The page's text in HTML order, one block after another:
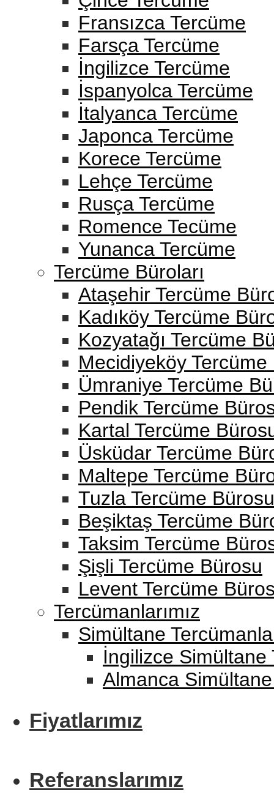
Fransızca Tercüme
Farsça Tercüme
İngilizce Tercüme
İspanyolca Tercüme
İtalyanca Tercüme
Japonca Tercüme
Korece Tercüme
Lehçe Tercüme
Rusça Tercüme
Romence Tecüme
Yunanca Tercüme
Tercüme Büroları
Ataşehir Tercüme
Kadıköy Tercüme
Kozyatağı Tercüme
Mecidiyeköy Tercüme
Ümraniye Tercüme
Pendik Tercüme
Kartal Tercüme
Üsküdar Tercüme
Maltepe Tercüme
Tuzla Tercüme Bürosu
Beşiktaş Tercüme
Taksim Tercüme
Şişli Tercüme Bürosu
Levent Tercüme
Tercümanlarımız
Simültane
İngilizce Simültane
Almanca Simültane
Fiyatlarımız
Referanslarımız